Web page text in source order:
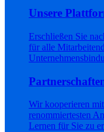
Unsere
Erschließen Sie
für alle
Wir kooperieren
renommiertesten
Lernen für Sie zu